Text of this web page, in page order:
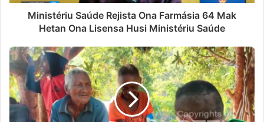
Ministériu Saúde Rejista Ona Farmásia 64 Mak
Hetan Ona Lisensa Husi Ministériu Saúde